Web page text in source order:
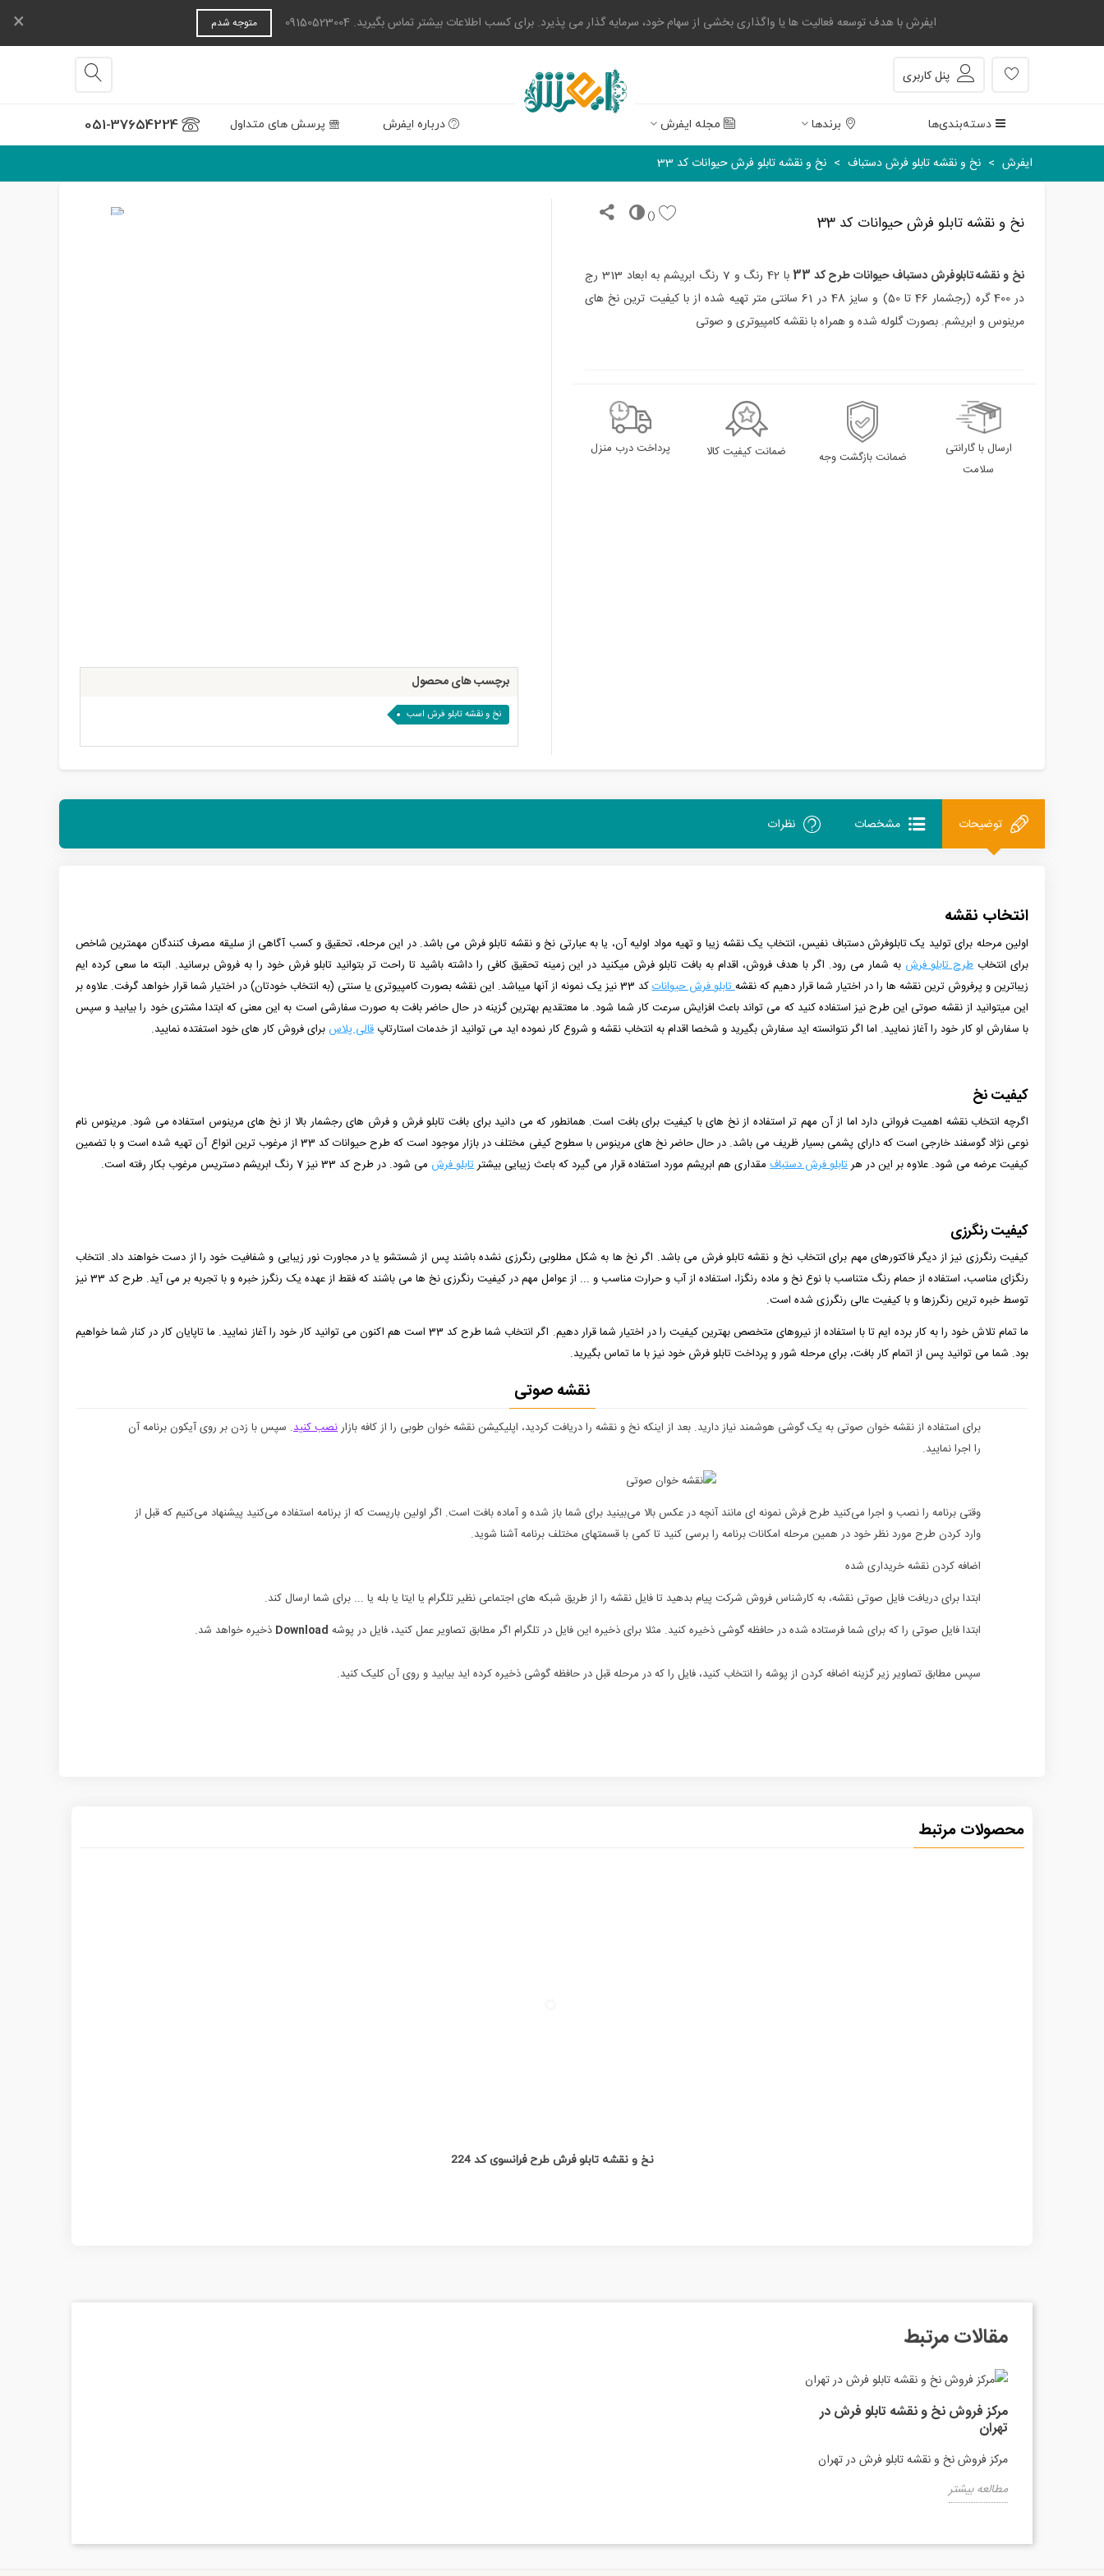
ایفرش با هدف توسعه فعالیت ها یا واگذاری بخشی از سهام خود، سرمایه گذار می پذیرد. برای کسب اطلاعات بیشتر تماس بگیرید. 09150523004 متوجه شدم ×
پنل کاربری
دسته‌بندی‌ها برندها مجله ایفرش درباره ایفرش پرسش های متداول 051-37654224
ایفرش > نخ و نقشه تابلو فرش دستباف > نخ و نقشه تابلو فرش حیوانات کد 33
برچسب های محصول
نخ و نقشه تابلو فرش اسب
نخ و نقشه تابلو فرش حیوانات کد 33 (
)
نخ و نقشه تابلوفرش دستباف حیوانات طرح کد 33
با 42 رنگ و 7 رنگ ابریشم به ابعاد 313 رج
در 400 گره
(رجشمار 46 تا 50 )
و سایز 48 در 61 سانتی متر تهیه شده از با کیفیت ترین نخ های
مرینوس و ابریشم. بصورت گلوله شده و همراه با نقشه کامپیوتری و صوتی
ارسال با گارانتی
سلامت
ضمانت بازگشت وجه ضمانت کیفیت کالا پرداخت درب منزل
توضیحات مشخصات نظرات
انتخاب نقشه
اولین مرحله برای تولید یک تابلوفرش دستباف نفیس، انتخاب یک نقشه زیبا و تهیه مواد اولیه آن، یا به عبارتی نخ و نقشه تابلو فرش می باشد. در این مرحله، تحقیق و کسب آگاهی از سلیقه مصرف کنندگان مهمترین شاخص
برای انتخاب طرح تابلو فرش به شمار می رود. اگر با هدف فروش، اقدام به بافت تابلو فرش میکنید در این زمینه تحقیق کافی را داشته باشید تا راحت تر بتوانید تابلو فرش خود را به فروش برسانید. البته ما سعی کرده ایم
زیباترین و پرفروش ترین نقشه ها را در اختیار شما قرار دهیم که نقشهتابلو فرش حیوانات
کد 33 نیز یک نمونه از آنها میباشد. این نقشه بصورت کامپیوتری یا سنتی (به انتخاب خودتان) در اختیار شما قرار خواهد گرفت. علاوه بر
این میتوانید از نقشه صوتی این طرح نیز استفاده کنید که می تواند باعث افزایش سرعت کار شما شود. ما معتقدیم بهترین گزینه در حال حاضر بافت به صورت سفارشی است به این معنی که ابتدا مشتری خود را بیابید و سپس
با سفارش او کار خود را آغاز نمایید. اما اگر نتوانسته اید سفارش بگیرید و شخصا اقدام به انتخاب نقشه و شروع کار نموده اید می توانید از خدمات استارتاپ قالی پلاس برای فروش کار های خود استفتده نمایید.
کیفیت نخ
اگرچه انتخاب نقشه اهمیت فروانی دارد اما از آن مهم تر استفاده از نخ های با کیفیت برای بافت است. همانطور که می دانید برای بافت تابلو فرش و فرش های رجشمار بالا از نخ های مرینوس استفاده می شود. مرینوس نام
نوعی نژاد گوسفند خارجی است که دارای پشمی بسیار ظریف می باشد. در حال حاضر نخ های مرینوس با سطوح کیفی مختلف در بازار موجود است که طرح حیوانات کد 33 از مرغوب ترین انواع آن تهیه شده است و با تضمین
کیفیت عرضه می شود. علاوه بر این در هرتابلو فرش دستباف مقداری هم ابریشم مورد استفاده قرار می گیرد که باعث زیبایی بیشترتابلو فرش می شود. در طرح کد 33 نیز 7 رنگ ابریشم دستریس مرغوب بکار رفته است.
کیفیت رنگرزی
کیفیت رنگرزی نیز از دیگر فاکتورهای مهم برای انتخاب نخ و نقشه تابلو فرش می باشد. اگر نخ ها به شکل مطلوبی رنگرزی نشده باشند پس از شستشو یا در مجاورت نور زیبایی و شفافیت خود را از دست خواهند داد. انتخاب
رنگزای مناسب، استفاده از حمام رنگ متناسب با نوع نخ و ماده رنگزا، استفاده از آب و حرارت مناسب و ... از عوامل مهم در کیفیت رنگرزی نخ ها می باشند که فقط از عهده یک رنگرز خبره و با تجربه بر می آید. طرح کد 33 نیز
توسط خبره ترین رنگرزها و با کیفیت عالی رنگرزی شده است.
ما تمام تلاش خود را به کار برده ایم تا با استفاده از نیروهای متخصص بهترین کیفیت را در اختیار شما قرار دهیم. اگر انتخاب شما طرح کد 33 است هم اکنون می توانید کار خود را آغاز نمایید. ما تاپایان کار در کنار شما خواهیم
بود. شما می توانید پس از اتمام کار بافت، برای مرحله شور و پرداخت تابلو فرش خود نیز با ما تماس بگیرید.
نقشه صوتی
برای استفاده از نقشه خوان صوتی به یک گوشی هوشمند نیاز دارید. بعد از اینکه نخ و نقشه را دریافت کردید، اپلیکیشن نقشه خوان طوبی را از کافه بازارنصب کنید. سپس با زدن بر روی آیکون برنامه آن
را اجرا نمایید.
وقتی برنامه را نصب و اجرا می‌کنید طرح فرش نمونه ای مانند آنچه در عکس بالا می‌بینید برای شما باز شده و آماده بافت است. اگر اولین باریست که از برنامه استفاده می‌کنید پیشنهاد می‌کنیم که قبل از
وارد کردن طرح مورد نظر خود در همین مرحله امکانات برنامه را برسی کنید تا کمی با قسمتهای مختلف برنامه آشنا شوید.
اضافه کردن نقشه خریداری شده
ابتدا برای دریافت فایل صوتی نقشه، به کارشناس فروش شرکت پیام بدهید تا فایل نقشه را از طریق شبکه های اجتماعی نظیر تلگرام یا ایتا یا بله یا ... برای شما ارسال کند.
ابتدا فایل صوتی را که برای شما فرستاده شده در حافظه گوشی ذخیره کنید. مثلا برای ذخیره این فایل در تلگرام اگر مطابق تصاویر عمل کنید، فایل در پوشه Download ذخیره خواهد شد.
سپس مطابق تصاویر زیر گزینه اضافه کردن از پوشه را انتخاب کنید، فایل را که در مرحله قبل در حافظه گوشی ذخیره کرده اید بیابید و روی آن کلیک کنید.
محصولات مرتبط
نخ و نقشه تابلو فرش طرح فرانسوی کد 224
مقالات مرتبط
مرکز فروش نخ و نقشه تابلو فرش در
تهران
مرکز فروش نخ و نقشه تابلو فرش در تهران
مطالعه بیشتر